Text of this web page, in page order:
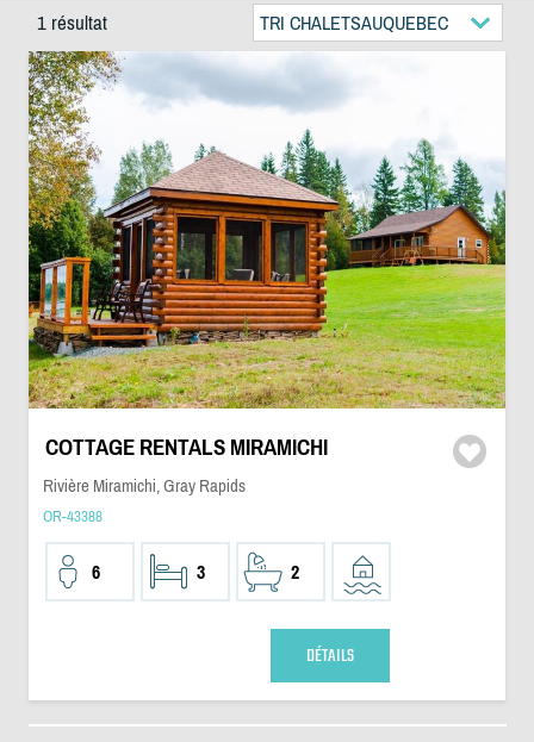
1 résultat TRI CHALETSAUQUEBEC
COTTAGE RENTALS MIRAMICHI
Rivière Miramichi, Gray Rapids
OR-43388
6 3 2
DÉTAILS